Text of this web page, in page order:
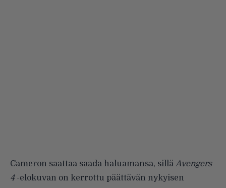
Cameron saattaa saada haluamansa, sillä Avengers
4-elokuvan on kerrottu päättävän nykyisen